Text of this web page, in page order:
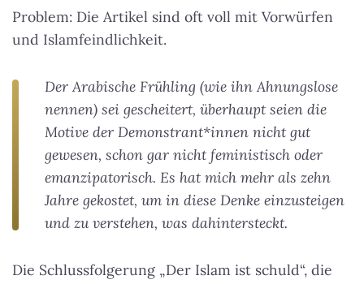
Problem: Die Artikel sind oft voll mit Vorwürfen
und Islamfeindlichkeit.
Der Arabische Frühling (wie ihn Ahnungslose
nennen) sei gescheitert, überhaupt seien die
Motive der De­mons­tran­t*in­nen nicht gut
gewesen, schon gar nicht feministisch oder
emanzipatorisch. Es hat mich mehr als zehn
Jahre gekostet, um in diese Denke einzusteigen
und zu verstehen, was dahintersteckt.
Die Schlussfolgerung „Der Islam ist schuld“, die